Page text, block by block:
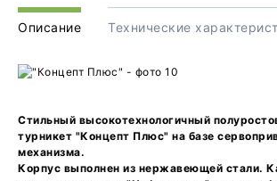
Описание Технические
Стильный высокотехнологичный
турникет "Концепт Плюс" на базе
механизма.
Корпус выполнен из нержавеющей стали.